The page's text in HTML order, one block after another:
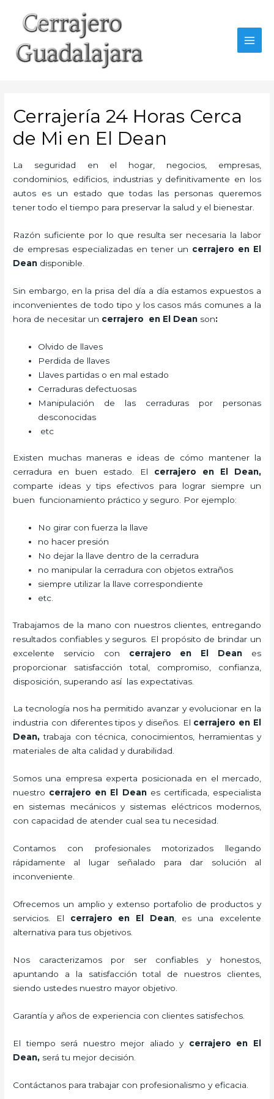
contenido
Cerrajería 24 Horas Cerca
de Mi en El Dean
La seguridad en el hogar, negocios, empresas,
condominios, edificios, industrias y definitivamente en los
autos es un estado que todas las personas queremos
tener todo el tiempo para preservar la salud y el bienestar.
Razón suficiente por lo que resulta ser necesaria la labor
de empresas especializadas en tener un cerrajero en El
Dean disponible.
Sin embargo, en la prisa del día a día estamos expuestos a
inconvenientes de todo tipo y los casos más comunes a la
hora de necesitar un cerrajero en El Dean son:
Olvido de llaves
Perdida de llaves
Llaves partidas o en mal estado
Cerraduras defectuosas
Manipulación de las cerraduras por personas
desconocidas
etc
Existen muchas maneras e ideas de cómo mantener la
cerradura en buen estado. El cerrajero en El Dean,
comparte ideas y tips efectivos para lograr siempre un
buen funcionamiento práctico y seguro. Por ejemplo:
No girar con fuerza la llave
no hacer presión
No dejar la llave dentro de la cerradura
no manipular la cerradura con objetos extraños
siempre utilizar la llave correspondiente
etc.
Trabajamos de la mano con nuestros clientes, entregando
resultados confiables y seguros. El propósito de brindar un
excelente servicio con cerrajero en El Dean es
proporcionar satisfacción total, compromiso, confianza,
disposición, superando así las expectativas.
La tecnología nos ha permitido avanzar y evolucionar en la
industria con diferentes tipos y diseños. El cerrajero en El
Dean,trabaja con técnica, conocimientos, herramientas y
materiales de alta calidad y durabilidad.
Somos una empresa experta posicionada en el mercado,
nuestro cerrajero en El Deanes certificada, especialista
en sistemas mecánicos y sistemas eléctricos modernos,
con capacidad de atender cual sea tu necesidad.
Contamos con profesionales motorizados llegando
rápidamente al lugar señalado para dar solución al
inconveniente.
Ofrecemos un amplio y extenso portafolio de productos y
servicios. El cerrajero en El Dean, es una excelente
alternativa para tus objetivos.
Nos caracterizamos por ser confiables y honestos,
apuntando a la satisfacción total de nuestros clientes,
siendo ustedes nuestro mayor objetivo.
Garantía y años de experiencia con clientes satisfechos.
El tiempo será nuestro mejor aliado y cerrajero en El
Dean, será tu mejor decisión.
Contáctanos para trabajar con profesionalismo y eficacia.